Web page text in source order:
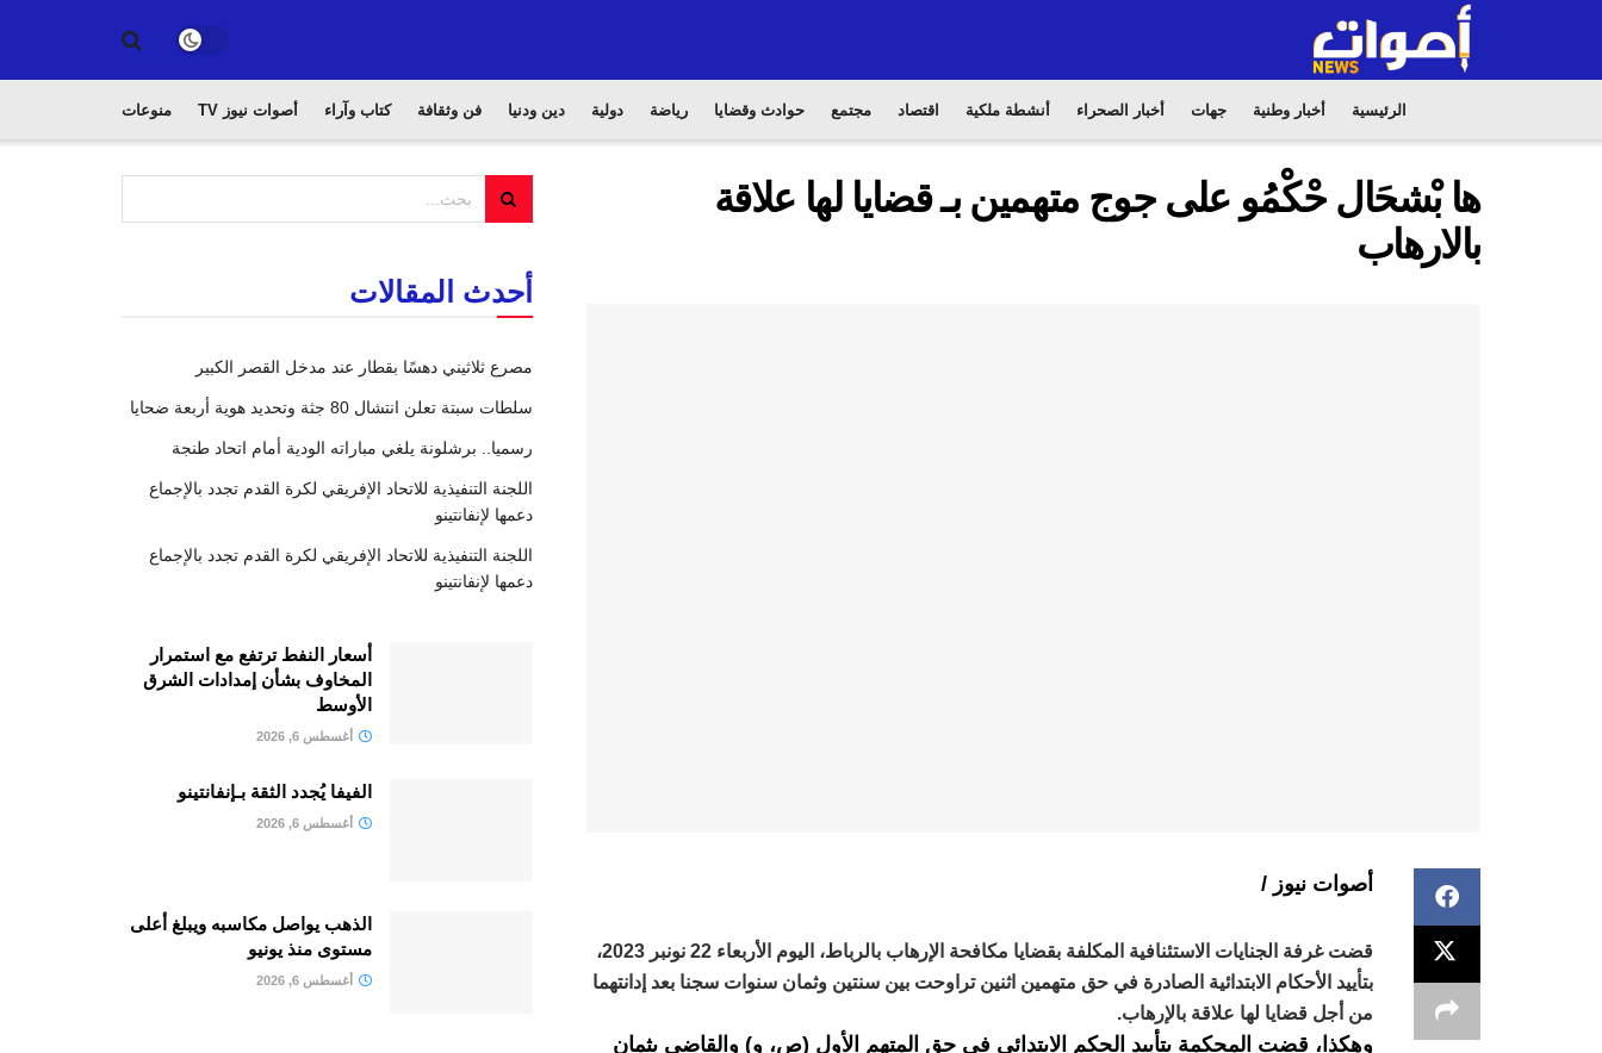
الرئيسية أخبار وطنية جهات أخبار الصحراء أنشطة ملكية اقتصاد مجتمع حوادث وقضايا رياضة دولية دين ودنيا فن وثقافة كتاب وآراء أصوات نيوز TV منوعات
ها بْشحَال حْكْمُو على جوج متهمين بـ قضايا لها علاقة
بالارهاب
أصوات نيوز /
قضت غرفة الجنايات الاستئنافية المكلفة بقضايا مكافحة الإرهاب بالرباط، اليوم الأربعاء 22 نونبر 2023،
بتأييد الأحكام الابتدائية الصادرة في حق متهمين اثنين تراوحت بين سنتين وثمان سنوات سجنا بعد إدانتهما
من أجل قضايا لها علاقة بالإرهاب.
وهكذا، قضت المحكمة بتأييد الحكم الابتدائي في حق المتهم الأول (ص، و) والقاضي بثمان
أحدث المقالات
مصرع ثلاثيني دهسًا بقطار عند مدخل القصر الكبير
سلطات سبتة تعلن انتشال 80 جثة وتحديد هوية أربعة ضحايا
رسميا.. برشلونة يلغي مباراته الودية أمام اتحاد طنجة
اللجنة التنفيذية للاتحاد الإفريقي لكرة القدم تجدد بالإجماع
دعمها لإنفانتينو
اللجنة التنفيذية للاتحاد الإفريقي لكرة القدم تجدد بالإجماع
دعمها لإنفانتينو
أسعار النفط ترتفع مع استمرار
المخاوف بشأن إمدادات الشرق
الأوسط
أغسطس 6, 2026
الفيفا يُجدد الثقة بـإنفانتينو
أغسطس 6, 2026
الذهب يواصل مكاسبه ويبلغ أعلى
مستوى منذ يونيو
أغسطس 6, 2026